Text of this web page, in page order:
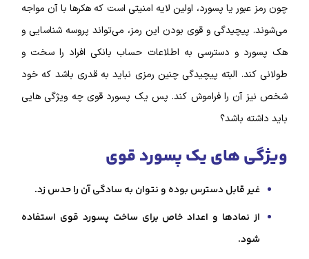
چون رمز عبور یا پسورد، اولین لایه امنیتی است که هکر‌ها با آن مواجه
می‌شوند. پیچیدگی و قوی بودن این رمز، می‌تواند پروسه شناسایی و
هک پسورد و دسترسی به اطلاعات حساب بانکی افراد را سخت و
طولانی کند. البته پیچیدگی چنین رمزی نباید به قدری باشد که خود
شخص نیز آن را فراموش کند. پس یک پسورد قوی چه ویژگی‌ هایی
باید داشته باشد؟
ویژگی‌ های یک پسورد قوی
غیر قابل دسترس بوده و نتوان به سادگی آن را حدس زد.
از نماد‌ها و اعداد خاص برای ساخت پسورد قوی استفاده
شود.